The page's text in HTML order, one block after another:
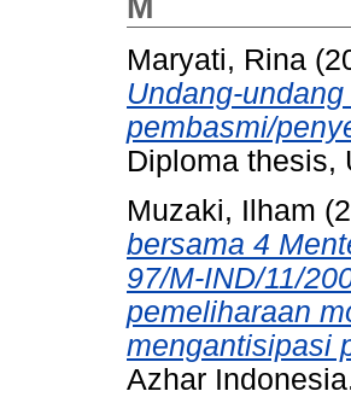
M
Maryati, Rina
Undang-
pembasmi/
Diploma thesis,
Muzaki, Ilham
bersama 4
97/M-IND/11/
pemeliharaan
mengantisipasi
Azhar